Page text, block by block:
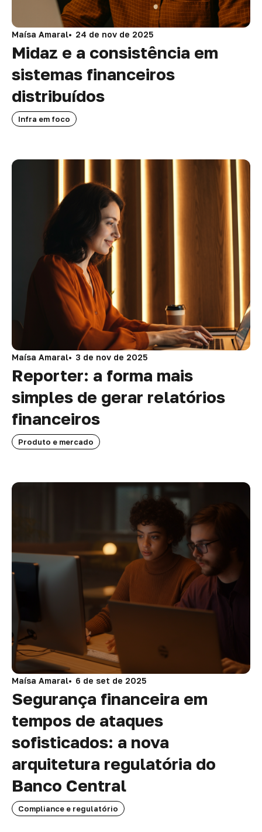
Maísa Amaral 24 de nov de 2025
Midaz e a consistência em
sistemas financeiros
distribuídos
Infra em foco
Maísa Amaral 3 de nov de 2025
Reporter: a forma mais
simples de gerar relatórios
financeiros
Produto e mercado
Maísa Amaral 6 de set de 2025
Segurança financeira em
tempos de ataques
sofisticados: a nova
arquitetura regulatória do
Banco Central
Compliance e regulatório